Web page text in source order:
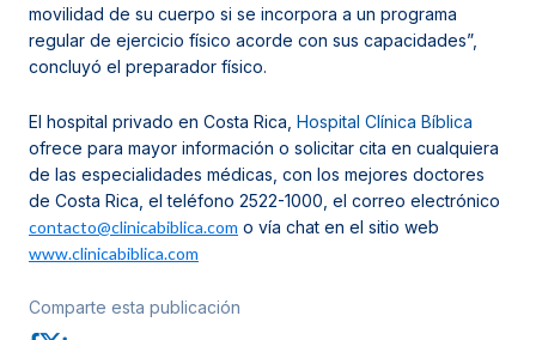
movilidad de su cuerpo si se incorpora a un programa
regular de ejercicio físico acorde con sus capacidades”,
concluyó el preparador físico.
El hospital privado en Costa Rica, Hospital Clínica Bíblica
ofrece para mayor información o solicitar cita en cualquiera
de las especialidades médicas, con los mejores doctores
de Costa Rica, el teléfono 2522-1000, el correo electrónico
contacto@clinicabiblica.com o vía chat en el sitio web
www.clinicabiblica.com
Comparte esta publicación